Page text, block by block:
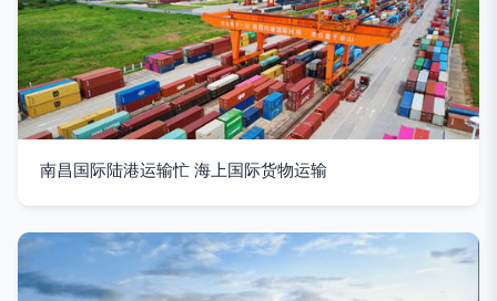
南昌国际陆港运输忙 海上国际货物运输